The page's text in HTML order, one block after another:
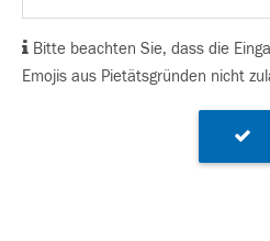
Bitte beachten Sie, dass die
Emojis aus Pietätsgründen nicht